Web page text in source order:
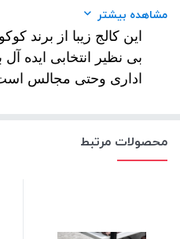
قالب: استاندارد
کاربرد: روزمره / اداری / مجلسی
مدل:کالج
کفی:فول طبی
برند:کوکو
نحوه بسته شدن:
تزئینات:
مشاهده بیشتر
این کالج زیبا از برند
بی نظیر انتخابی ایده
اداری وحتی مجالس
محصولات مرتبط